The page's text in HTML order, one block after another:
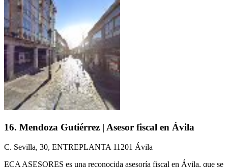
16. Mendoza Gutiérrez | Asesor fiscal en Ávila
C. Sevilla, 30, ENTREPLANTA 11201 Ávila
ECA ASESORES es una reconocida asesoría fiscal en Ávila, que se